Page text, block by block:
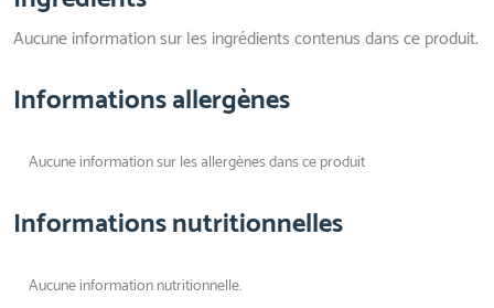
Aucune information sur les ingrédients contenus dans ce produit.
Informations allergènes
Aucune information sur les allergènes dans ce produit
Informations nutritionnelles
Aucune information nutritionnelle.